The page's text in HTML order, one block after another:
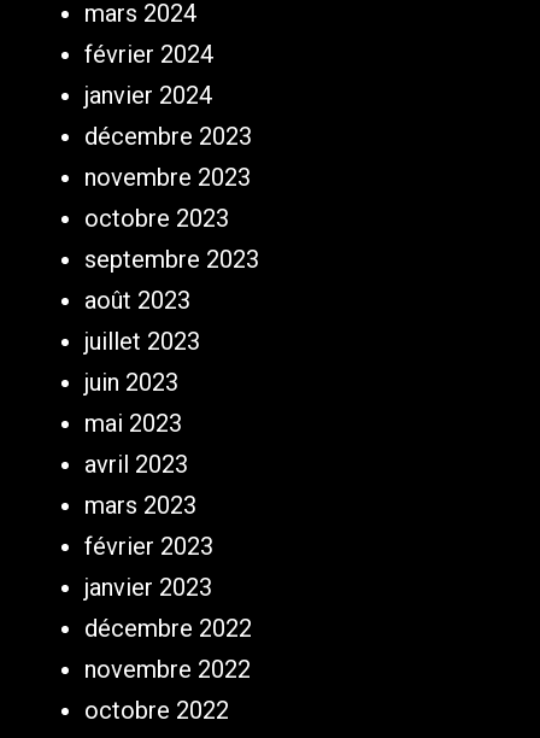
mars 2024
février 2024
janvier 2024
décembre 2023
novembre 2023
octobre 2023
septembre 2023
août 2023
juillet 2023
juin 2023
mai 2023
avril 2023
mars 2023
février 2023
janvier 2023
décembre 2022
novembre 2022
octobre 2022